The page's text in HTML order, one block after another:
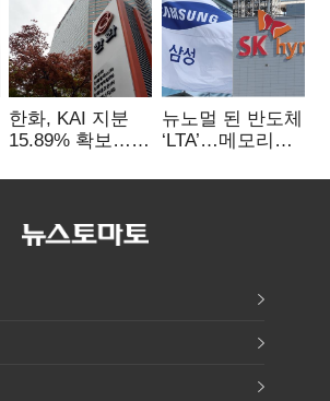
한화, KAI 지분
15.89% 확보…
신청 예정
뉴노멀 된 반도체
‘LTA’…메모리
54조 선불 계약